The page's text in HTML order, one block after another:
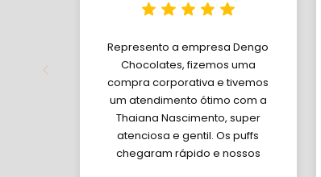
Represento a empresa Dengo
Chocolates, fizemos uma
compra corporativa e tivemos
um atendimento ótimo com a
Thaiana Nascimento, super
atenciosa e gentil. Os puffs
chegaram rápido e nossos